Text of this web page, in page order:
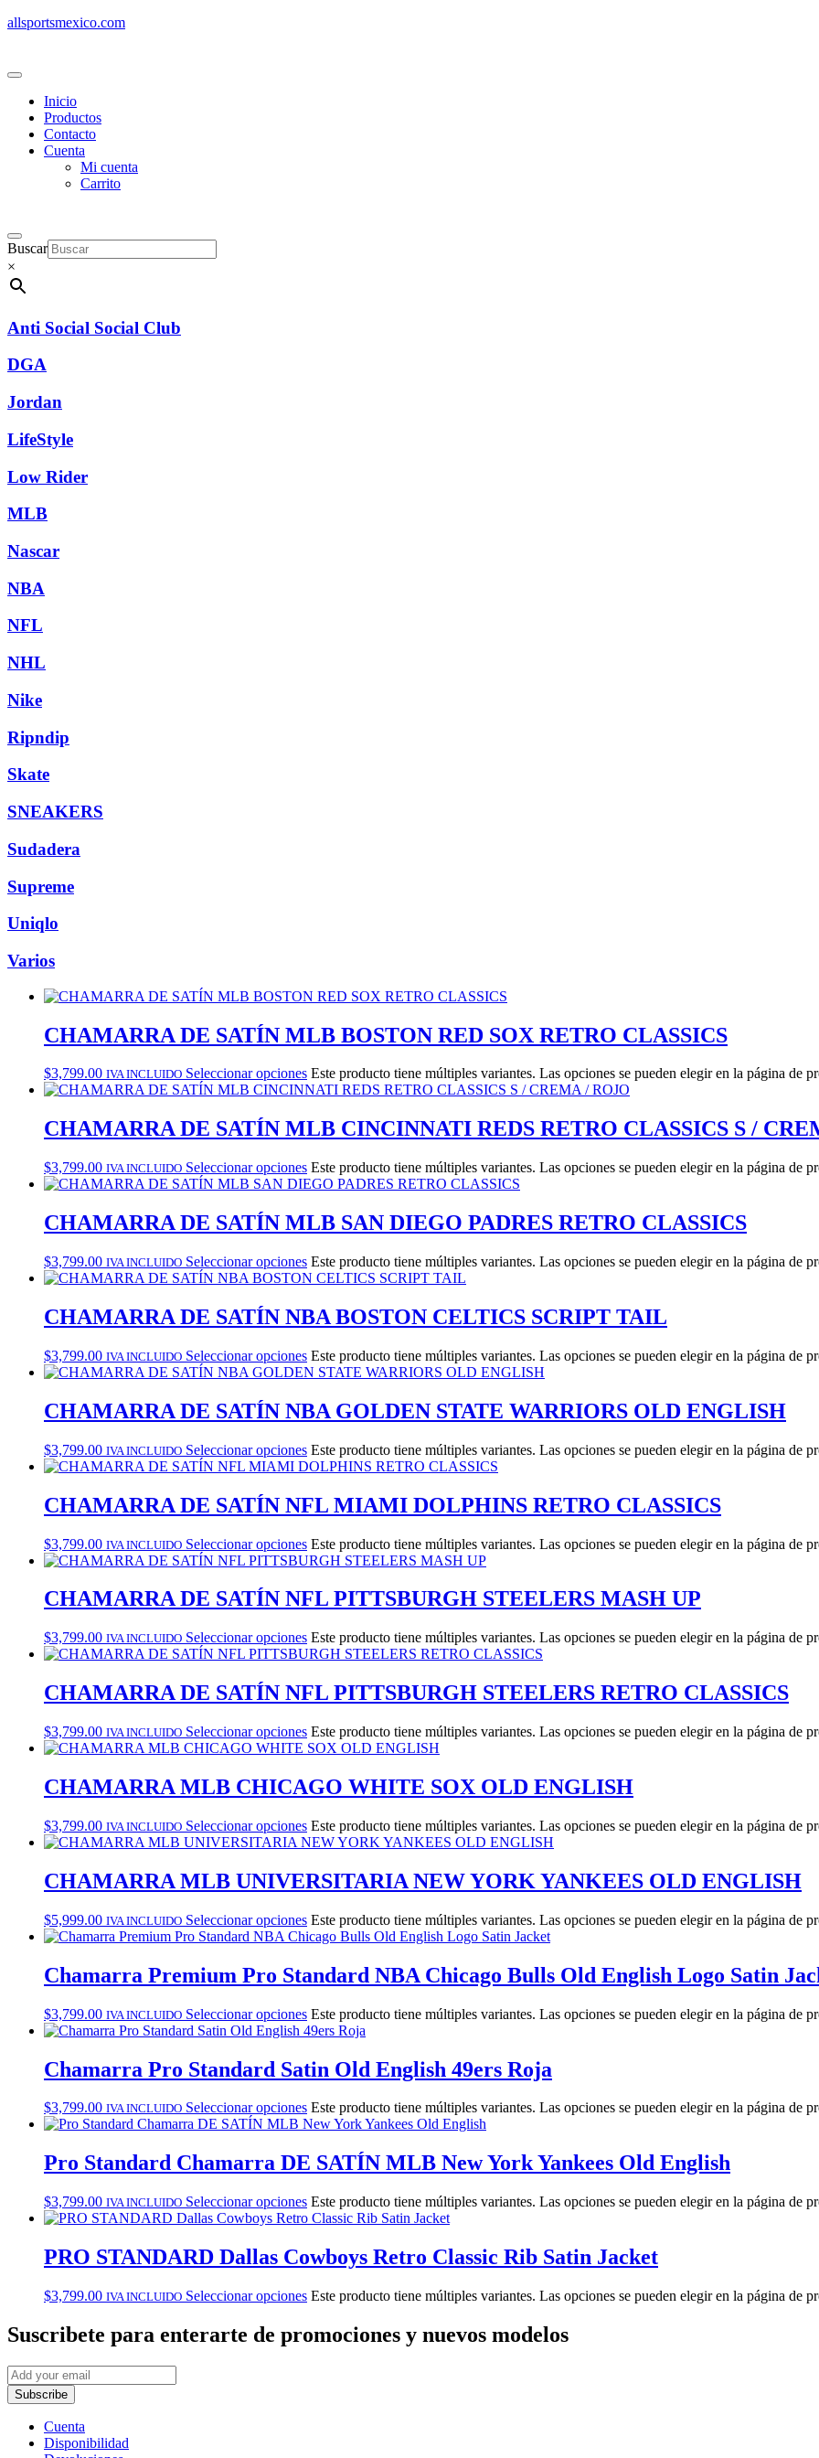
allsportsmexico.com
Inicio
Productos
Contacto
Cuenta
Mi cuenta
Carrito
Buscar
×
Anti Social Social Club
DGA
Jordan
LifeStyle
Low Rider
MLB
Nascar
NBA
NFL
NHL
Nike
Ripndip
Skate
SNEAKERS
Sudadera
Supreme
Uniqlo
Varios
CHAMARRA DE SATÍN MLB BOSTON RED SOX RETRO CLASSICS
$3,799.00 IVA INCLUIDO Seleccionar opciones Este producto tiene múltiples variantes. Las opciones se pueden elegir en la página de
CHAMARRA DE SATÍN MLB CINCINNATI REDS RETRO CLASSICS S /
$3,799.00 IVA INCLUIDO Seleccionar opciones Este producto tiene múltiples variantes. Las opciones se pueden elegir en la página de
CHAMARRA DE SATÍN MLB SAN DIEGO PADRES RETRO CLASSICS
$3,799.00 IVA INCLUIDO Seleccionar opciones Este producto tiene múltiples variantes. Las opciones se pueden elegir en la página de
CHAMARRA DE SATÍN NBA BOSTON CELTICS SCRIPT TAIL
$3,799.00 IVA INCLUIDO Seleccionar opciones Este producto tiene múltiples variantes. Las opciones se pueden elegir en la página de
CHAMARRA DE SATÍN NBA GOLDEN STATE WARRIORS OLD ENGLISH
$3,799.00 IVA INCLUIDO Seleccionar opciones Este producto tiene múltiples variantes. Las opciones se pueden elegir en la página de
CHAMARRA DE SATÍN NFL MIAMI DOLPHINS RETRO CLASSICS
$3,799.00 IVA INCLUIDO Seleccionar opciones Este producto tiene múltiples variantes. Las opciones se pueden elegir en la página de
CHAMARRA DE SATÍN NFL PITTSBURGH STEELERS MASH UP
$3,799.00 IVA INCLUIDO Seleccionar opciones Este producto tiene múltiples variantes. Las opciones se pueden elegir en la página de
CHAMARRA DE SATÍN NFL PITTSBURGH STEELERS RETRO CLASSICS
$3,799.00 IVA INCLUIDO Seleccionar opciones Este producto tiene múltiples variantes. Las opciones se pueden elegir en la página de
CHAMARRA MLB CHICAGO WHITE SOX OLD ENGLISH
$3,799.00 IVA INCLUIDO Seleccionar opciones Este producto tiene múltiples variantes. Las opciones se pueden elegir en la página de
CHAMARRA MLB UNIVERSITARIA NEW YORK YANKEES OLD ENGLISH
$5,999.00 IVA INCLUIDO Seleccionar opciones Este producto tiene múltiples variantes. Las opciones se pueden elegir en la página de
Chamarra Premium Pro Standard NBA Chicago Bulls Old English Logo Satin
$3,799.00 IVA INCLUIDO Seleccionar opciones Este producto tiene múltiples variantes. Las opciones se pueden elegir en la página de
Chamarra Pro Standard Satin Old English 49ers Roja
$3,799.00 IVA INCLUIDO Seleccionar opciones Este producto tiene múltiples variantes. Las opciones se pueden elegir en la página de
Pro Standard Chamarra DE SATÍN MLB New York Yankees Old English
$3,799.00 IVA INCLUIDO Seleccionar opciones Este producto tiene múltiples variantes. Las opciones se pueden elegir en la página de
PRO STANDARD Dallas Cowboys Retro Classic Rib Satin Jacket
$3,799.00 IVA INCLUIDO Seleccionar opciones Este producto tiene múltiples variantes. Las opciones se pueden elegir en la página de
Suscribete para enterarte de promociones y nuevos modelos
Subscribe
Cuenta
Disponibilidad